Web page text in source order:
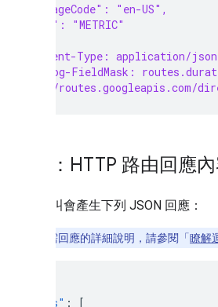
  "languageCode": "en-US",
  "units": "METRIC"
-H 'Content-Type: application/
-H 'X-Goog-FieldMask:
'https://routes.googleapis.com/
範例：HTTP 路由回應
上述呼叫會產生下列 JSON 回應：
如需回應的詳細說明，請參閱「 瞭解
"routes" :
[